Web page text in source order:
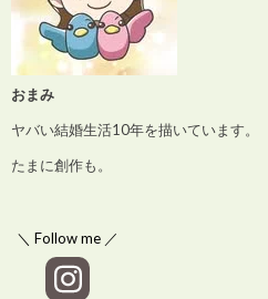
おまみ
ヤバい結婚生活10年を描いています。
たまに創作も。
＼ Follow me ／